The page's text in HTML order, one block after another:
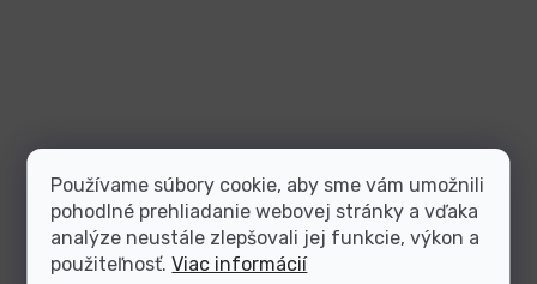
Používame súbory cookie, aby sme vám umožnili
pohodlné prehliadanie webovej stránky a vďaka
analýze neustále zlepšovali jej funkcie, výkon a
použiteľnosť.Viac informácií